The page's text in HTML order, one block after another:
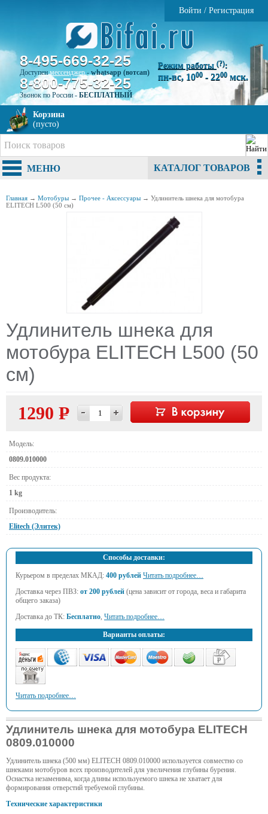
Войти / Регистрация
8-495-669-32-25
Доступенмессенджер-whatsapp (вотсап)
8-800-775-32-25
Звонок по России - БЕСПЛАТНЫЙ
Режим работы (?):
пн-вс, 1000 - 2200 мск.
Корзина
(пусто)
МЕНЮ КАТАЛОГ ТОВАРОВ
Главная → Мотобуры → Прочее - Аксессуары → Удлинитель шнека для мотобура
ELITECH L500 (50 см)
Удлинитель шнека для
мотобура ELITECH L500 (50
см)
1290 Р
—
Модель:
0809.010000
Вес продукта:
1 kg
Производитель:
Elitech (Элитек)
Способы доставки:
Курьером в пределах МКАД: 400 рублей Читать подробнее…
Доставка через ПВЗ: от 200 рублей (цена зависит от города, веса и габарита
общего заказа)
Доставка до ТК: Бесплатно, Читать подробнее…
Варианты оплаты:
Читать подробнее…
Удлинитель шнека для мотобура ELITECH
0809.010000
Удлинитель шнека (500 мм) ELITECH 0809.010000 используется совместно со
шнеками мотобуров всех производителей для увеличения глубины бурения.
Оснастка незаменима, когда длины используемого шнека не хватает для
формирования отверстий требуемой глубины.
Технические характеристики